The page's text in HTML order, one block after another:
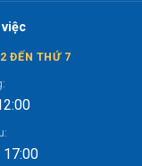
ĐẾN THỨ 7
17:00